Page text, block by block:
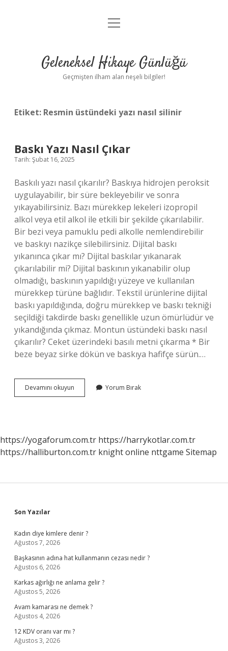
Anasayfa
Yasal Uyarı
menüyü
Geleneksel Hikaye Günlüğü
Geçmişten ilham alan neşeli bilgiler!
Etiket: Resmin üstündeki yazı nasıl silinir
Baskı Yazı Nasıl Çıkar
Tarih: Şubat 16, 2025
Baskılı yazı nasıl çıkarılır? Baskıya hidrojen peroksit
uygulayabilir, bir süre bekleyebilir ve sonra
yıkayabilirsiniz. Bazı mürekkep lekeleri izopropil
alkol veya etil alkol ile etkili bir şekilde çıkarılabilir.
Bir bezi veya pamuklu pedi alkolle nemlendirebilir
ve baskıyı nazikçe silebilirsiniz. Dijital baskı
yıkanınca çıkar mı? Dijital baskılar yıkanarak
çıkarılabilir mi? Dijital baskının yıkanabilir olup
olmadığı, baskının yapıldığı yüzeye ve kullanılan
mürekkep türüne bağlıdır. Tekstil ürünlerine dijital
baskı yapıldığında, doğru mürekkep ve baskı tekniği
seçildiği takdirde baskı genellikle uzun ömürlüdür ve
yıkandığında çıkmaz. Montun üstündeki baskı nasıl
çıkarılır? Ceket üzerindeki basılı metni çıkarma * Bir
beze beyaz sirke dökün ve baskıya hafifçe sürün.…
Devamını okuyun
Yazı
Yorum Bırak
https://yogaforum.com.tr https://harrykotlar.com.tr
https://halliburton.com.tr knight online nttgame Sitemap
Sidebar
Son Yazılar
Kadın diye kimlere denir ?
Ağustos 7, 2026
Başkasının adına hat kullanmanın cezası nedir ?
Ağustos 6, 2026
Karkas ağırlığı ne anlama gelir ?
Ağustos 5, 2026
Avam kamarası ne demek ?
Ağustos 4, 2026
12 KDV oranı var mı ?
Ağustos 3, 2026